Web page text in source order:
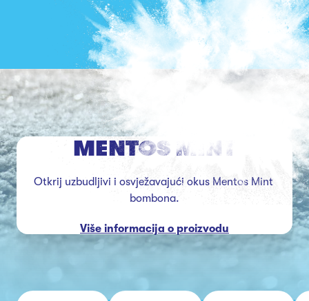
MENTOS MINT
Otkrij uzbudljivi i osvježavajući okus Mentos Mint
bombona.
Više informacija o proizvodu